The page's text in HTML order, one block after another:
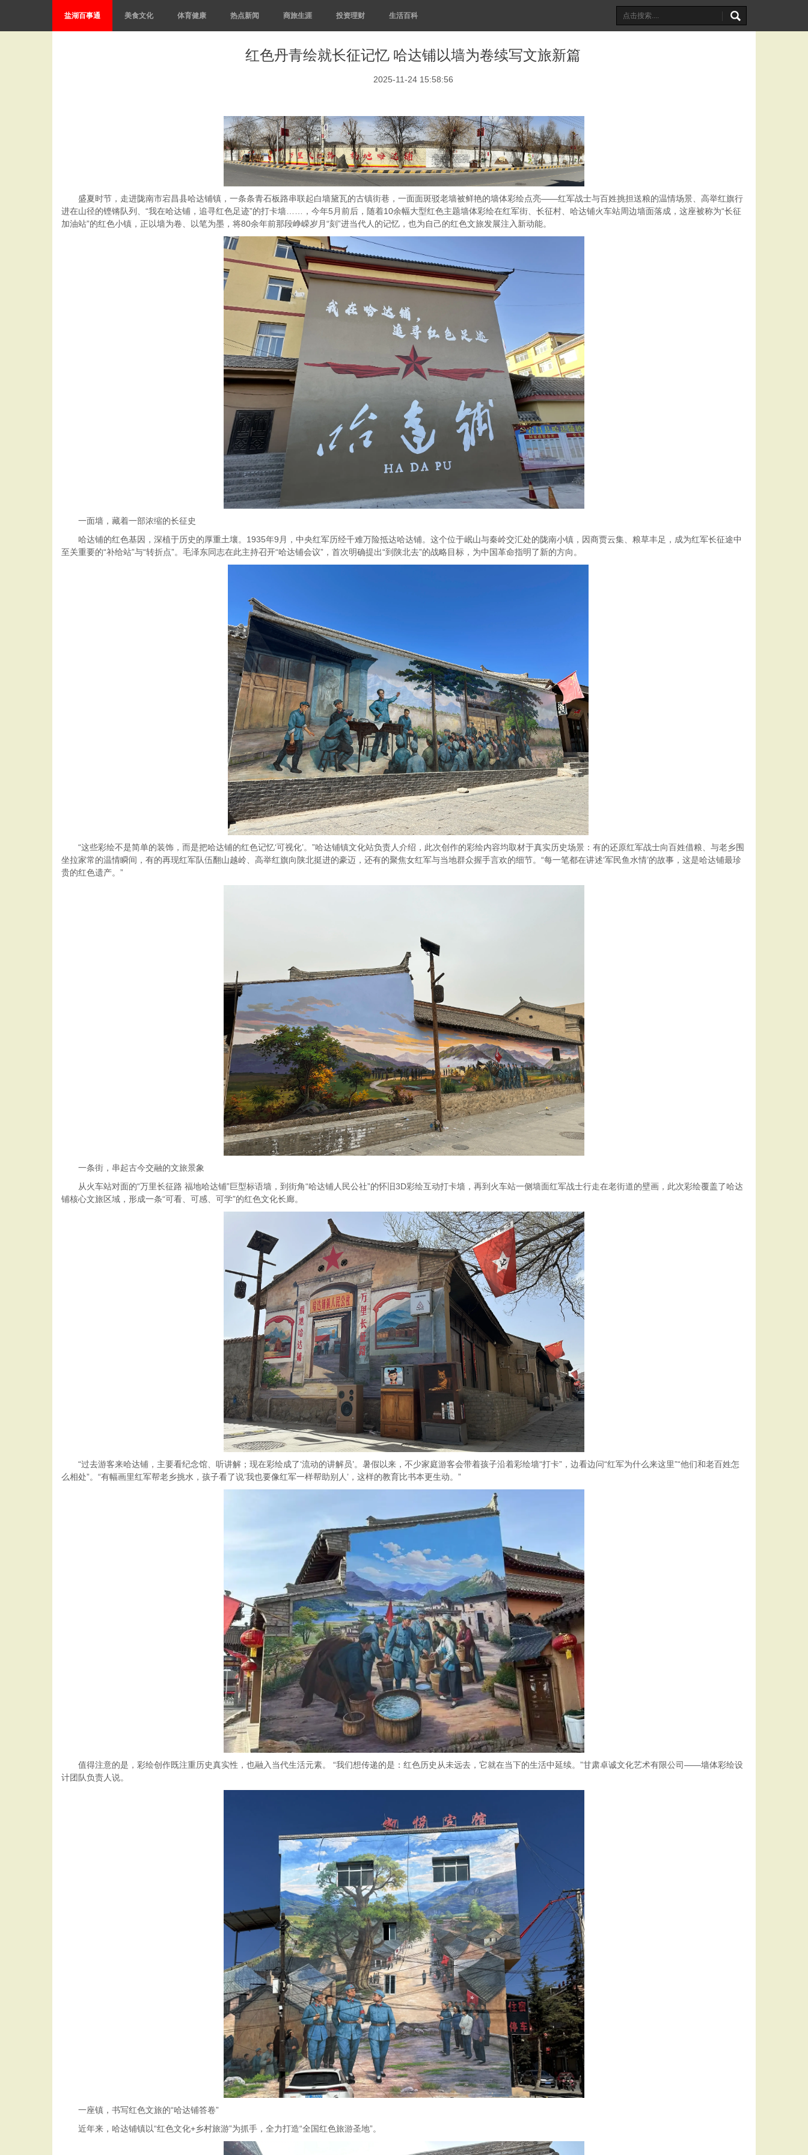
盐湖百事通 美食文化 体育健康 热点新闻 商旅生涯 投资理财 生活百科
红色丹青绘就长征记忆 哈达铺以墙为卷续写文旅新篇
2025-11-24 15:58:56
盛夏时节，走进陇南市宕昌县哈达铺镇，一条条青石板路串联起白墙黛瓦的古镇街巷，一面面斑驳老墙被鲜艳的墙体彩绘点亮——红军战士与百姓挑担送粮的温情场景、高举红旗行
进在山径的铿锵队列、“我在哈达铺，追寻红色足迹”的打卡墙……，今年5月前后，随着10余幅大型红色主题墙体彩绘在红军街、长征村、哈达铺火车站周边墙面落成，这座被称为“长征
加油站”的红色小镇，正以墙为卷、以笔为墨，将80余年前那段峥嵘岁月“刻”进当代人的记忆，也为自己的红色文旅发展注入新动能。
一面墙，藏着一部浓缩的长征史
哈达铺的红色基因，深植于历史的厚重土壤。1935年9月，中央红军历经千难万险抵达哈达铺。这个位于岷山与秦岭交汇处的陇南小镇，因商贾云集、粮草丰足，成为红军长征途中
至关重要的“补给站”与“转折点”。毛泽东同志在此主持召开“哈达铺会议”，首次明确提出“到陕北去”的战略目标，为中国革命指明了新的方向。
“这些彩绘不是简单的装饰，而是把哈达铺的红色记忆‘可视化’。”哈达铺镇文化站负责人介绍，此次创作的彩绘内容均取材于真实历史场景：有的还原红军战士向百姓借粮、与老乡围
坐拉家常的温情瞬间，有的再现红军队伍翻山越岭、高举红旗向陕北挺进的豪迈，还有的聚焦女红军与当地群众握手言欢的细节。“每一笔都在讲述‘军民鱼水情’的故事，这是哈达铺最珍
贵的红色遗产。”
一条街，串起古今交融的文旅景象
从火车站对面的“万里长征路 福地哈达铺”巨型标语墙，到街角“哈达铺人民公社”的怀旧3D彩绘互动打卡墙，再到火车站一侧墙面红军战士行走在老街道的壁画，此次彩绘覆盖了哈达
铺核心文旅区域，形成一条“可看、可感、可学”的红色文化长廊。
“过去游客来哈达铺，主要看纪念馆、听讲解；现在彩绘成了‘流动的讲解员’。暑假以来，不少家庭游客会带着孩子沿着彩绘墙“打卡”，边看边问“红军为什么来这里”“他们和老百姓怎
么相处”。“有幅画里红军帮老乡挑水，孩子看了说‘我也要像红军一样帮助别人’，这样的教育比书本更生动。”
值得注意的是，彩绘创作既注重历史真实性，也融入当代生活元素。 “我们想传递的是：红色历史从未远去，它就在当下的生活中延续。”甘肃卓诚文化艺术有限公司——墙体彩绘设
计团队负责人说。
一座镇，书写红色文旅的“哈达铺答卷”
近年来，哈达铺镇以“红色文化+乡村旅游”为抓手，全力打造“全国红色旅游圣地”。